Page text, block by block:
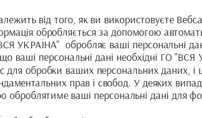
від того, як ви використовуєте
обробляється за допомогою
УКРАЇНА"  обробляє ваші персональні
ваші персональні дані необхідні ГО
обробки ваших персональних даних, і
прав і свобод. У деяких
оброблятиме ваші персональні дані для